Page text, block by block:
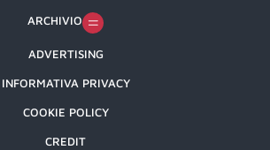
ARCHIVIO
ADVERTISING
INFORMATIVA PRIVACY
COOKIE POLICY
CREDIT